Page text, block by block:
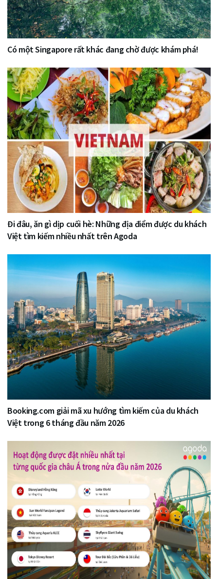
Có một Singapore rất khác đang chờ được khám phá!
Đi đâu, ăn gì dịp cuối hè: Những địa điểm được du khách
Việt tìm kiếm nhiều nhất trên Agoda
Booking.com giải mã xu hướng tìm kiếm của du khách
Việt trong 6 tháng đầu năm 2026